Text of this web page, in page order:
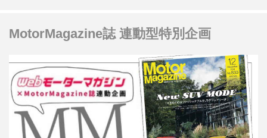
MotorMagazine誌 連動型特別企画